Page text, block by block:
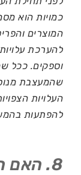
כמויות הוא
המוצרים
להערכת
וספקים. ככל
שהמעצבת
העלויות
להפתעות
8.